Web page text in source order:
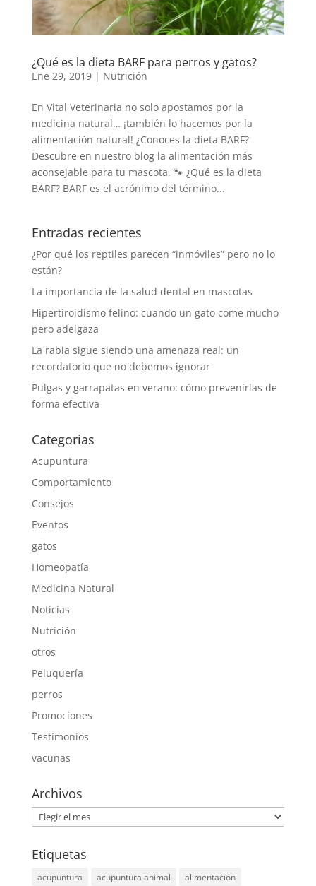
¿Qué es la dieta BARF para perros y gatos?
Ene 29, 2019| Nutrición
En Vital Veterinaria no solo apostamos por la
medicina natural… ¡también lo hacemos por la
alimentación natural! ¿Conoces la dieta BARF?
Descubre en nuestro blog la alimentación más
aconsejable para tu mascota. 🐾 ¿Qué es la dieta
BARF? BARF es el acrónimo del término...
Entradas recientes
¿Por qué los reptiles parecen “inmóviles” pero no lo
están?
La importancia de la salud dental en mascotas
Hipertiroidismo felino: cuando un gato come mucho
pero adelgaza
La rabia sigue siendo una amenaza real: un
recordatorio que no debemos ignorar
Pulgas y garrapatas en verano: cómo prevenirlas de
forma efectiva
Categorias
Acupuntura
Comportamiento
Consejos
Eventos
gatos
Homeopatía
Medicina Natural
Noticias
Nutrición
otros
Peluquería
perros
Promociones
Testimonios
vacunas
Archivos
Archivos
Etiquetas
acupuntura acupuntura animal
alimentación